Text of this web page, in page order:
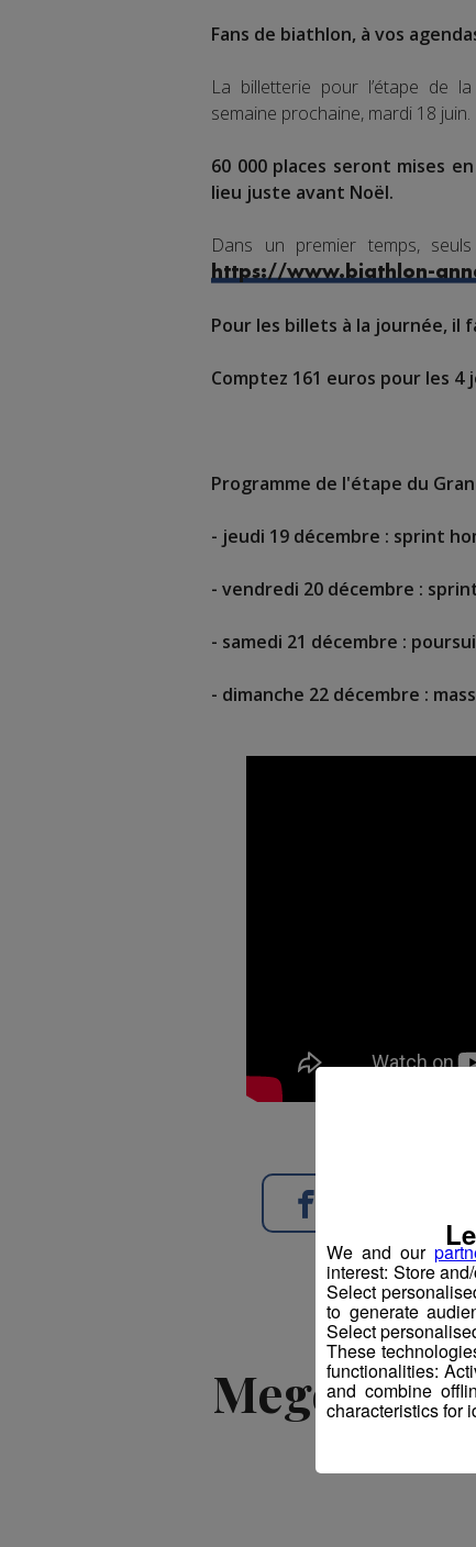
Fans de biathlon, à vos
La billetterie pour l’étape de la
semaine prochaine, mardi 18 juin.
60 000 places seront mises
lieu juste avant Noël.
Dans un premier temps,
https://www.biathlon-
Pour les billets à la journée,
Comptez 161 euros pour les 4
Programme de l'étape du
- jeudi 19 décembre : sprint
- vendredi 20 décembre :
- samedi 21 décembre :
- dimanche 22 décembre :
Megève :
We and our
interest: Store
Select
to generate
Select
These
functionalities:
and combine
characteristics for